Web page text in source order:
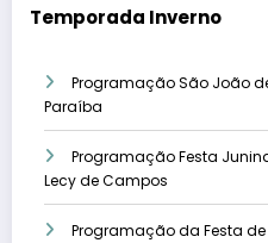
Temporada Inverno
Programação São João
Paraíba
Programação Festa
Lecy de Campos
Programação da Festa